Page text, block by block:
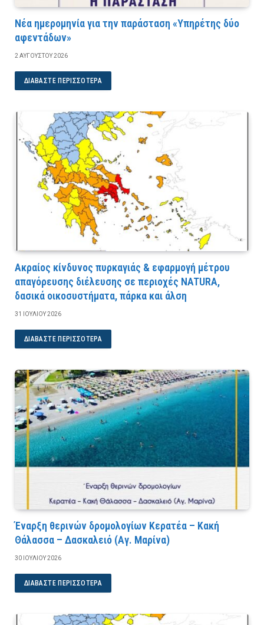
Νέα ημερομηνία για την παράσταση «Υπηρέτης δύο
αφεντάδων»
2 ΑΥΓΟΎΣΤΟΥ 2026
ΔΙΑΒΆΣΤΕ ΠΕΡΙΣΣΌΤΕΡΑ
Ακραίος κίνδυνος πυρκαγιάς & εφαρμογή μέτρου
απαγόρευσης διέλευσης σε περιοχές NATURA,
δασικά οικοσυστήματα, πάρκα και άλση
31 ΙΟΥΛΊΟΥ 2026
ΔΙΑΒΆΣΤΕ ΠΕΡΙΣΣΌΤΕΡΑ
Έναρξη θερινών δρομολογίων Κερατέα – Κακή
Θάλασσα – Δασκαλειό (Αγ. Μαρίνα)
30 ΙΟΥΛΊΟΥ 2026
ΔΙΑΒΆΣΤΕ ΠΕΡΙΣΣΌΤΕΡΑ